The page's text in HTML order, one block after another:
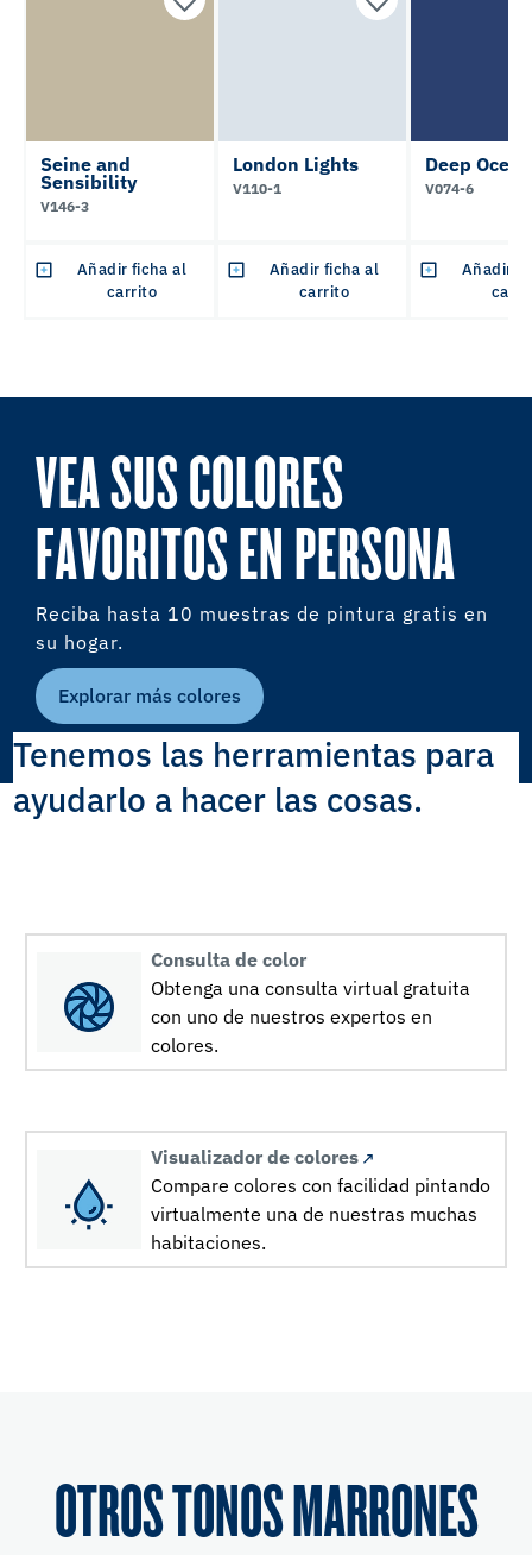
Seine and
Sensibility
V146-3
Añadir ficha al
carrito
London Lights
V110-1
Añadir ficha al
carrito
Deep
V074-6
Añadir
VEA SUS COLORES
FAVORITOS EN PERSONA
Reciba hasta 10 muestras de pintura gratis en
su hogar.
Explorar más colores
Tenemos las herramientas para
ayudarlo a hacer las cosas.
Consulta de color
Obtenga una consulta virtual gratuita
con uno de nuestros expertos en
colores.
Visualizador de colores
Compare colores con facilidad pintando
virtualmente una de nuestras muchas
habitaciones.
OTROS TONOS MARRONES